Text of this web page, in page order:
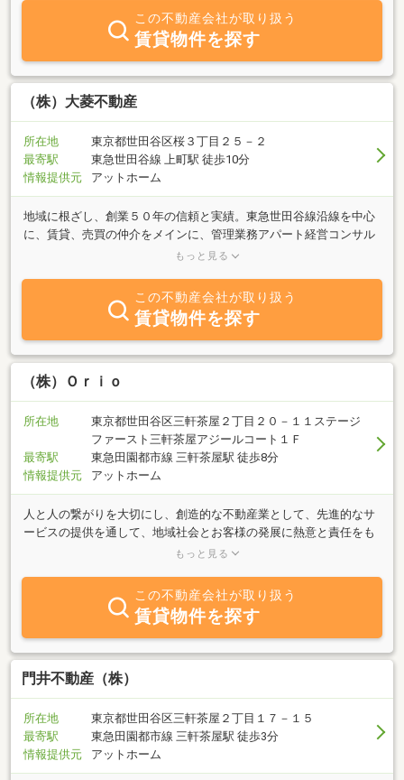
イザー在籍！素敵なリフォームとともに、有名家具の割引販売やカ
ーテン・ソファなどのコーディネートも承ります。マンション、ア
パート、戸建ての管理運営・仲介業務はどうぞお気軽にご相談くだ
さい。お客様とお会いできる日を楽しみにしております。
この不動産会社が取り扱う
賃貸物件を探す
（株）大菱不動産
所在地
東京都世田谷区桜３丁目２５－２
最寄駅
東急世田谷線 上町駅 徒歩10分
情報提供元
アットホーム
地域に根ざし、創業５０年の信頼と実績。東急世田谷線沿線を中心
に、賃貸、売買の仲介をメインに、管理業務アパート経営コンサル
タント等お客様のニーズに合わせトータルでサポートさせていただ
もっと見る
この不動産会社が取り扱う
賃貸物件を探す
（株）Ｏｒｉｏ
所在地
東京都世田谷区三軒茶屋２丁目２０－１１ステージ
ファースト三軒茶屋アジールコート１Ｆ
最寄駅
東急田園都市線 三軒茶屋駅 徒歩8分
情報提供元
アットホーム
人と人の繋がりを大切にし、創造的な不動産業として、先進的なサ
ービスの提供を通して、地域社会とお客様の発展に熱意と責任をも
って貢献しつづけます。Orioはこの街で創業して地域の発展と共に
のニーズに迅速かつ的確にお答えします。
もっと見る
この不動産会社が取り扱う
賃貸物件を探す
門井不動産（株）
所在地
東京都世田谷区三軒茶屋２丁目１７－１５
最寄駅
東急田園都市線 三軒茶屋駅 徒歩3分
情報提供元
アットホーム